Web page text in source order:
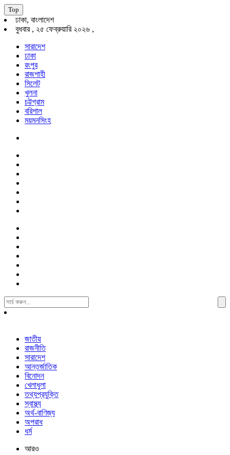
Top
ঢাকা, বাংলাদেশ
বুধবার , ২৫ ফেব্রুয়ারি ২০২৬ ,
সারাদেশ
ঢাকা
রংপুর
রাজশাহী
সিলেট
খুলনা
চট্টগ্রাম
বরিশাল
ময়মনসিংহ
Search
For:
জাতীয়
রাজনীতি
সারাদেশ
আন্তর্জাতিক
বিনোদন
খেলাধুলা
তথ্যপ্রযুক্তি
স্বাস্থ্য
অর্থ-বাণিজ্য
অপরাধ
ধর্ম
আরও